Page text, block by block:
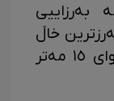
بەرزاییی
خاڵ
١٨ مەتر و لای ڕۆژهەڵات و ڕۆژئاوای ١٥ مەتر